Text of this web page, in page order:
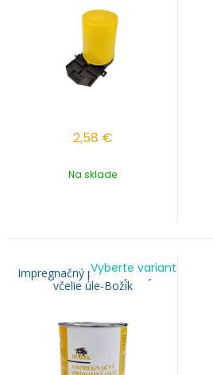
2,58 €
Na sklade
Impregnačný prírodný olej na
včelie úle-Božík
Vyberte variant